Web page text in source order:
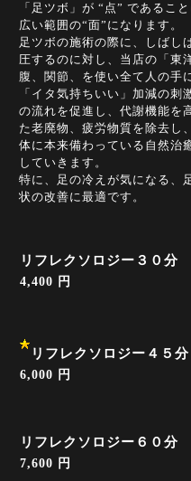
「足ツボ」が “点” であるこ
広い範囲の“面”になります。
足ツボの施術の際に、しばし
圧するのに対し、当店の「東
腹、関節、を使い全て人の手
「イタ気持ちいい」加減の
の流れを促進し、代謝機能を
た老廃物、疲労物質を除去し
体に本来備わっている自然治
していきます。
特に、足の冷えが気になる、
状の改善に最適です。
リフレクソロジー３０分
4,400 円
リフレクソロジー４５分
6,000 円
リフレクソロジー６０分
7,600 円